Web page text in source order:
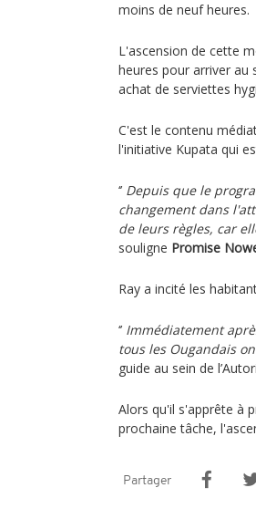
moins de neuf heures.
L'ascension de cette
heures pour arriver au
achat de serviettes
C'est le contenu
l'initiative Kupata qui
‘’ Depuis que le
changement dans
de leurs règles, car
souligne Promise
Ray a incité les
‘’ Immédiatement
tous les Ougandais
guide au sein de
Alors qu'il s'apprête à
prochaine tâche,
Partager